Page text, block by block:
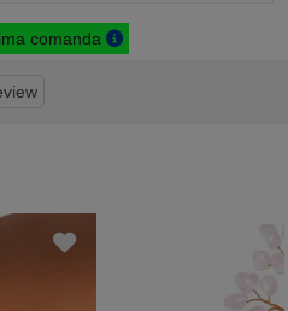
comanda